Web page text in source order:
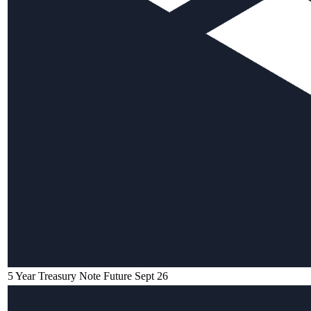
5 Year Treasury Note Future Sept 26